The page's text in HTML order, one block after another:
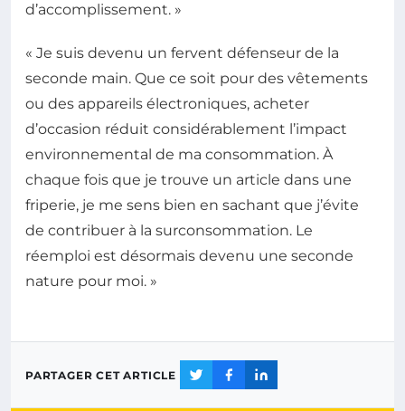
d’accomplissement. »
« Je suis devenu un fervent défenseur de la
seconde main. Que ce soit pour des vêtements
ou des appareils électroniques, acheter
d’occasion réduit considérablement l’impact
environnemental de ma consommation. À
chaque fois que je trouve un article dans une
friperie, je me sens bien en sachant que j’évite
de contribuer à la surconsommation. Le
réemploi est désormais devenu une seconde
nature pour moi. »
PARTAGER CET ARTICLE